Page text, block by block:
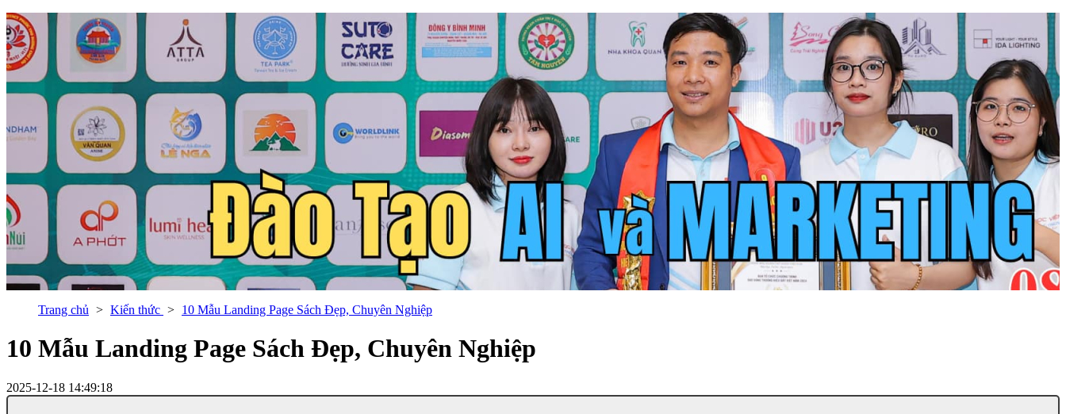
Trang chủ Kiến thức 10 Mẫu Landing Page Sách Đẹp, Chuyên Nghiệp
10 Mẫu Landing Page Sách Đẹp, Chuyên Nghiệp
2025-12-18 14:49:18